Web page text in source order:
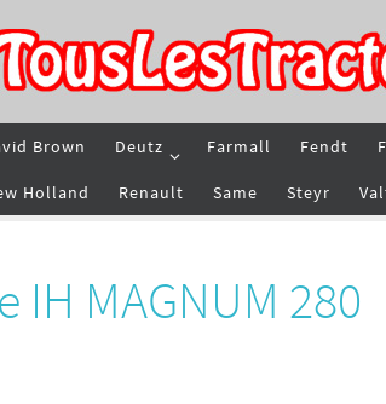
Brown Deutz Farmall Fendt
Holland Renault Same Steyr
IH MAGNUM 280